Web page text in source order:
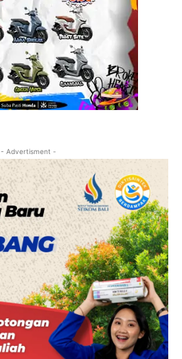
- Advertisment -